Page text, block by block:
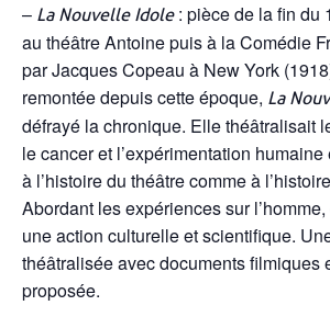
– La Nouvelle Idole: pièce de la fin du
au théâtre Antoine puis à la Comédie
par Jacques Copeau à New York
remontée depuis cette époque, La
défrayé la chronique. Elle théâtralisait
le cancer et l’expérimentation
à l’histoire du théâtre comme à
Abordant les expériences sur
une action culturelle et scientifique.
théâtralisée avec documents filmiques
proposée.